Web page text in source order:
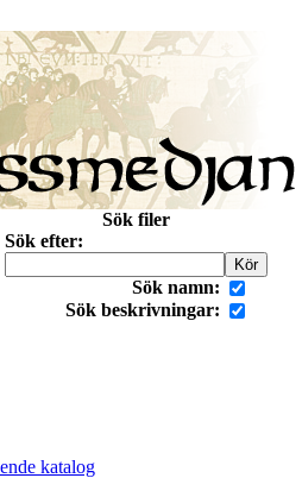
Sök filer
Sök efter:
Sök namn:
Sök beskrivningar:
katalog